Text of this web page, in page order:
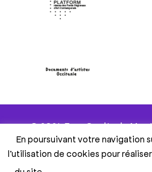
© 2024 Frac Occitanie
Politique de
En poursuivant votre navigation
l’utilisation de cookies pour